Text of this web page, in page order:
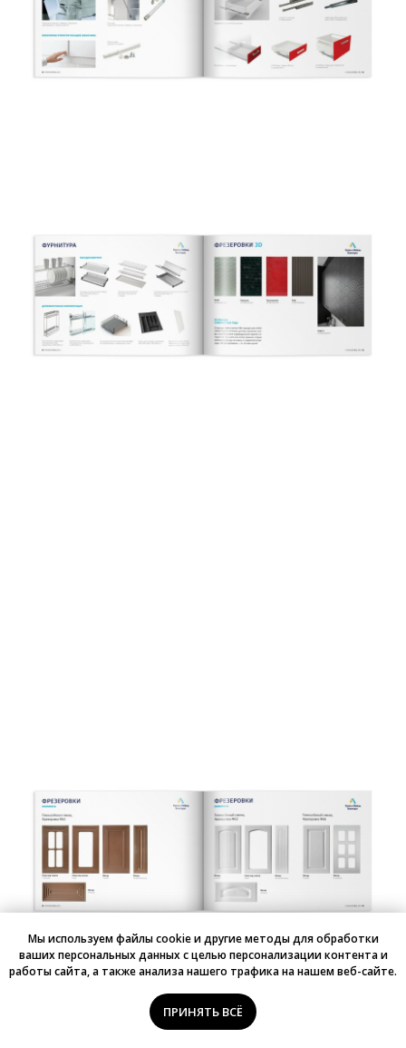
Мы используем файлы cookie и другие методы для обработки
ваших персональных данных с целью персонализации контента и
работы сайта, а также анализа нашего трафика на нашем веб-сайте.
ПРИНЯТЬ ВСЁ
Напишите нам в Telegram